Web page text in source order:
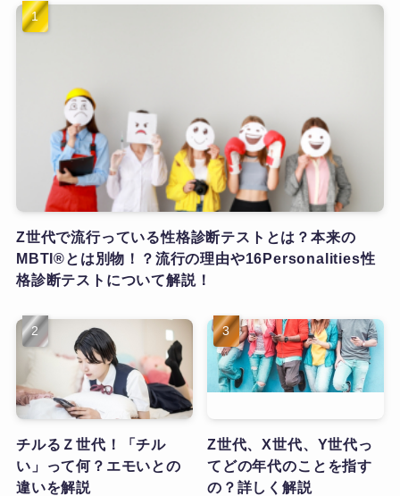
Z世代で流行っている性格診断テストとは？本来の
MBTI®とは別物！？流行の理由や16Personalities性
格診断テストについて解説！
チルるＺ世代！「チル
い」って何？エモいとの
違いを解説
Z世代、X世代、Y世代っ
てどの年代のことを指す
の？詳しく解説